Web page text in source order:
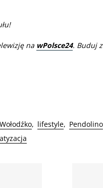
na wPolsce24. Buduj
lifestyle Pendolino